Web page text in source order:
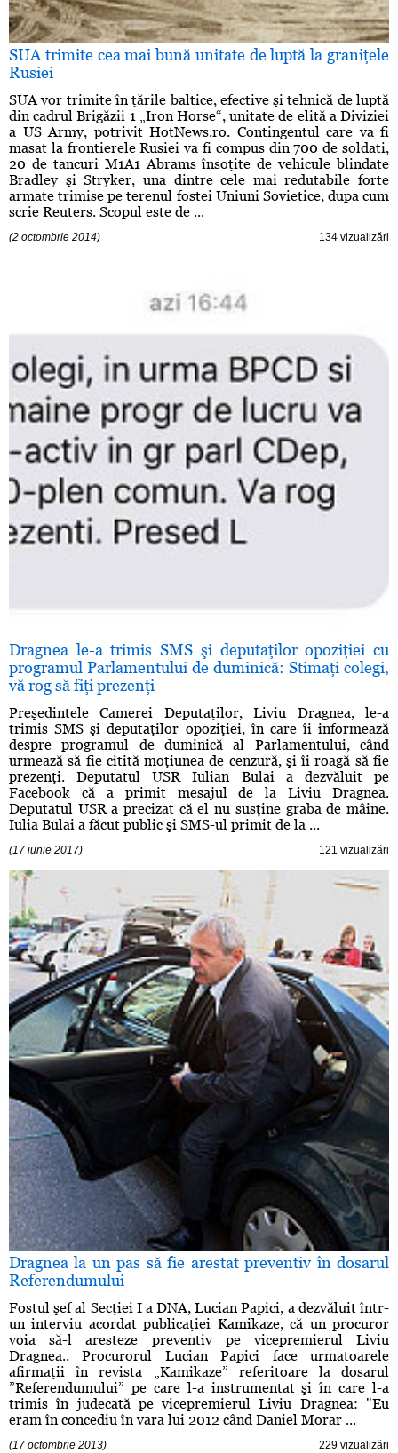
SUA trimite cea mai bună unitate de luptă la graniţele
Rusiei
SUA vor trimite în ţările baltice, efective şi tehnică de luptă
din cadrul Brigăzii 1 „Iron Horse“, unitate de elită a Diviziei
a US Army, potrivit HotNews.ro. Contingentul care va fi
masat la frontierele Rusiei va fi compus din 700 de soldati,
20 de tancuri M1A1 Abrams însoţite de vehicule blindate
Bradley şi Stryker, una dintre cele mai redutabile forte
armate trimise pe terenul fostei Uniuni Sovietice, dupa cum
scrie Reuters. Scopul este de ...
(2 octombrie 2014) 134 vizualizări
Dragnea le-a trimis SMS şi deputaţilor opoziţiei cu
programul Parlamentului de duminică: Stimaţi colegi,
vă rog să fiţi prezenţi
Preşedintele Camerei Deputaţilor, Liviu Dragnea, le-a
trimis SMS şi deputaţilor opoziţiei, în care îi informează
despre programul de duminică al Parlamentului, când
urmează să fie citită moţiunea de cenzură, şi îi roagă să fie
prezenţi. Deputatul USR Iulian Bulai a dezvăluit pe
Facebook că a primit mesajul de la Liviu Dragnea.
Deputatul USR a precizat că el nu susţine graba de mâine.
Iulia Bulai a făcut public şi SMS-ul primit de la ...
(17 iunie 2017) 121 vizualizări
Dragnea la un pas să fie arestat preventiv în dosarul
Referendumului
Fostul şef al Secţiei I a DNA, Lucian Papici, a dezvăluit într-
un interviu acordat publicaţiei Kamikaze, că un procuror
voia să-l aresteze preventiv pe vicepremierul Liviu
Dragnea.. Procurorul Lucian Papici face urmatoarele
afirmaţii în revista „Kamikaze” referitoare la dosarul
”Referendumului” pe care l-a instrumentat şi în care l-a
trimis în judecată pe vicepremierul Liviu Dragnea: "Eu
eram în concediu în vara lui 2012 când Daniel Morar ...
(17 octombrie 2013) 229 vizualizări